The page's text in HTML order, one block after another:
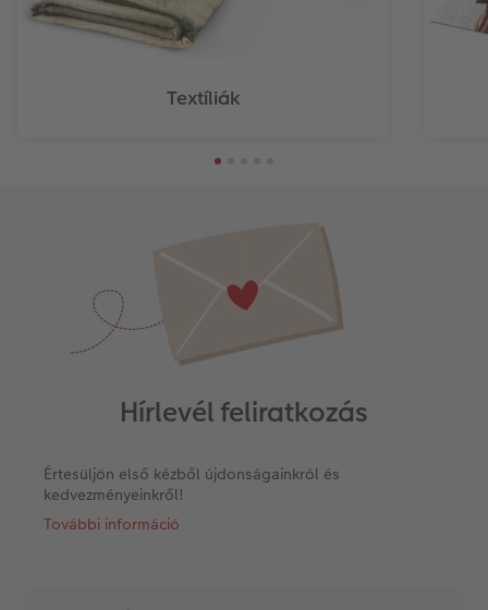
Textíliák
Hírlevél feliratkozás
Értesüljön első kézből újdonságainkról és
kedvezményeinkről!
További információ